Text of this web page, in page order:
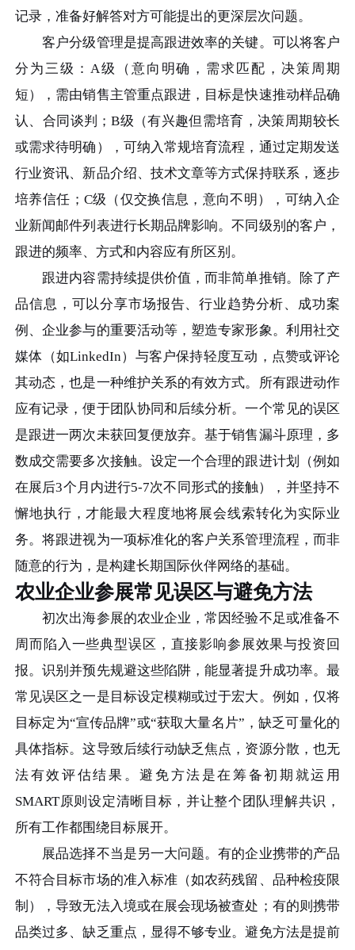
记录，准备好解答对方可能提出的更深层次问题。
客户分级管理是提高跟进效率的关键。可以将客户
分为三级：A级（意向明确，需求匹配，决策周期
短），需由销售主管重点跟进，目标是快速推动样品确
认、合同谈判；B级（有兴趣但需培育，决策周期较长
或需求待明确），可纳入常规培育流程，通过定期发送
行业资讯、新品介绍、技术文章等方式保持联系，逐步
培养信任；C级（仅交换信息，意向不明），可纳入企
业新闻邮件列表进行长期品牌影响。不同级别的客户，
跟进的频率、方式和内容应有所区别。
跟进内容需持续提供价值，而非简单推销。除了产
品信息，可以分享市场报告、行业趋势分析、成功案
例、企业参与的重要活动等，塑造专家形象。利用社交
媒体（如LinkedIn）与客户保持轻度互动，点赞或评论
其动态，也是一种维护关系的有效方式。所有跟进动作
应有记录，便于团队协同和后续分析。一个常见的误区
是跟进一两次未获回复便放弃。基于销售漏斗原理，多
数成交需要多次接触。设定一个合理的跟进计划（例如
在展后3个月内进行5-7次不同形式的接触），并坚持不
懈地执行，才能最大程度地将展会线索转化为实际业
务。将跟进视为一项标准化的客户关系管理流程，而非
随意的行为，是构建长期国际伙伴网络的基础。
农业企业参展常见误区与避免方法
初次出海参展的农业企业，常因经验不足或准备不
周而陷入一些典型误区，直接影响参展效果与投资回
报。识别并预先规避这些陷阱，能显著提升成功率。最
常见误区之一是目标设定模糊或过于宏大。例如，仅将
目标定为“宣传品牌”或“获取大量名片”，缺乏可量化的
具体指标。这导致后续行动缺乏焦点，资源分散，也无
法有效评估结果。避免方法是在筹备初期就运用
SMART原则设定清晰目标，并让整个团队理解共识，
所有工作都围绕目标展开。
展品选择不当是另一大问题。有的企业携带的产品
不符合目标市场的准入标准（如农药残留、品种检疫限
制），导致无法入境或在展会现场被查处；有的则携带
品类过多、缺乏重点，显得不够专业。避免方法是提前